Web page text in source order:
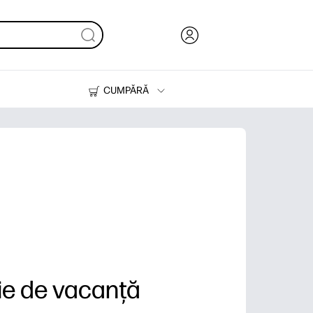
CUMPĂRĂ
Imprimante
de vacanță